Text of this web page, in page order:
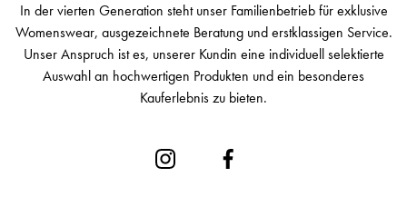
In der vierten Generation steht unser Familienbetrieb für exklusive
Womenswear, ausgezeichnete Beratung und erstklassigen Service.
Unser Anspruch ist es, unserer Kundin eine individuell selektierte
Auswahl an hochwertigen Produkten und ein besonderes
Kauferlebnis zu bieten.